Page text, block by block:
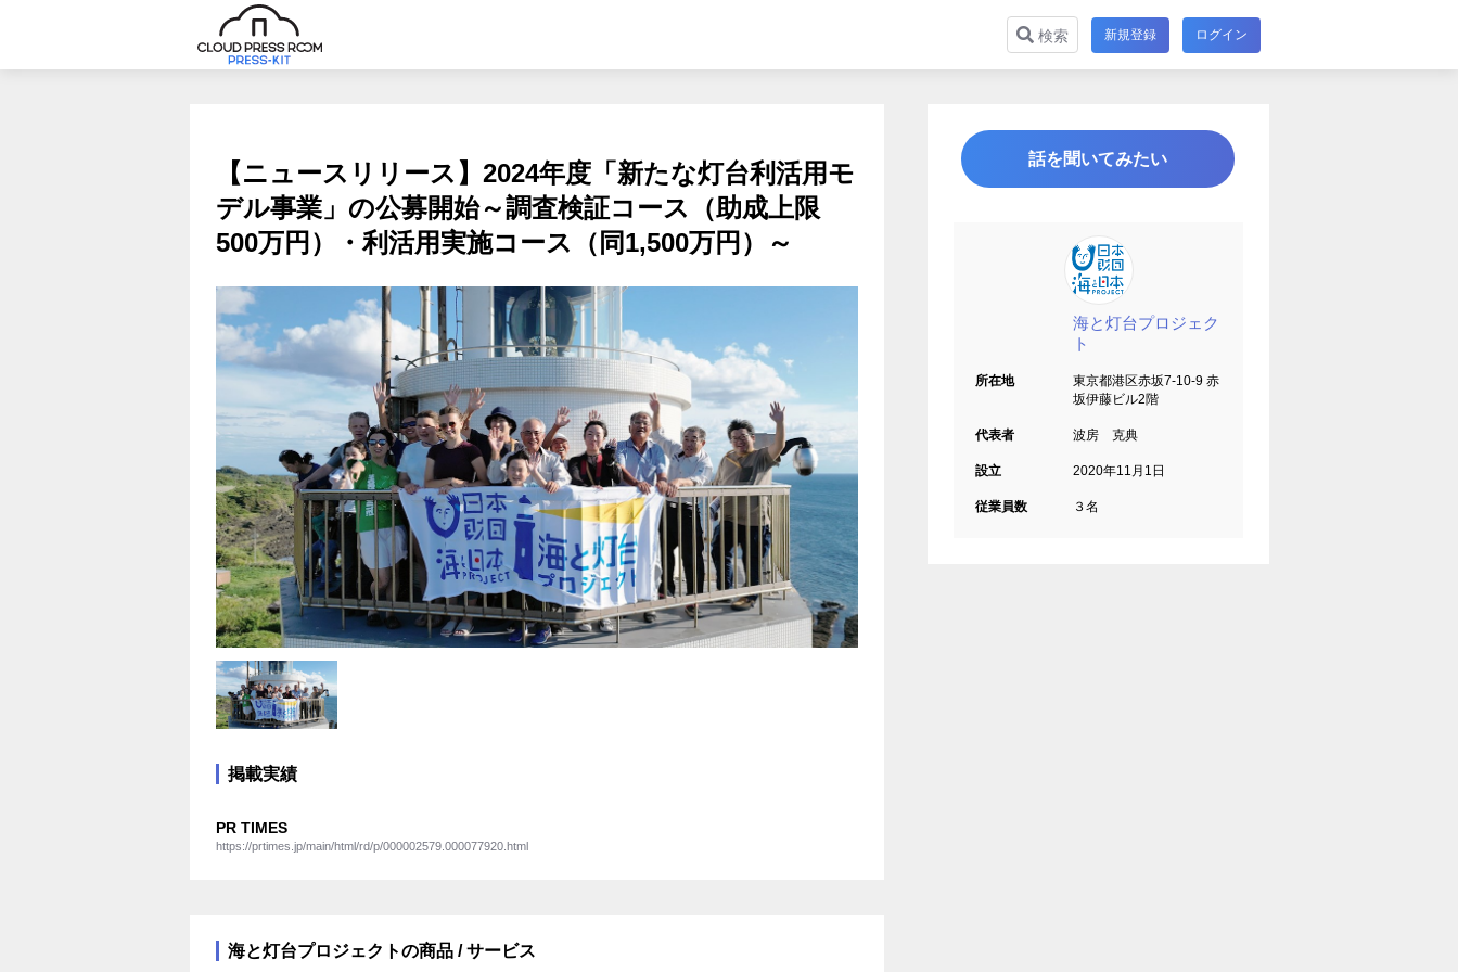
検索 新規登録 ログイン
【ニュースリリース】2024年度「新たな灯台利活用モ
デル事業」の公募開始～調査検証コース（助成上限
500万円）・利活用実施コース（同1,500万円）～
掲載実績
PR TIMES
https://prtimes.jp/main/html/rd/p/000002579.000077920.html
海と灯台プロジェクトの商品 / サービス
話を聞いてみたい
海と灯台プロジェク
ト
所在地
東京都港区赤坂7-10-9 赤
坂伊藤ビル2階
代表者 波房 克典
設立 2020年11月1日
従業員数 ３名